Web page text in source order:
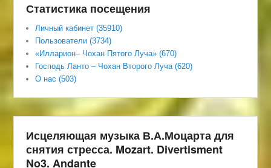
Статистика посещения
Личный кабинет (35910)
Пользователи (3734)
«Илларион– Чохан Пятого Луча» (670)
Господь Ланто – Чохан Второго Луча (620)
О нас (503)
Исцеляющая музыка В.А.Моцарта для
снятия стресса. Mozart. Divertisment
No3. Andante